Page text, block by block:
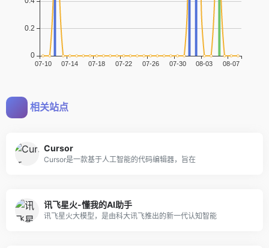
相关站点
Cursor
Cursor是一款基于人工智能的代码编辑器，旨在
讯飞星火-懂我的AI助手
讯飞星火大模型，是由科大讯飞推出的新一代认知智能